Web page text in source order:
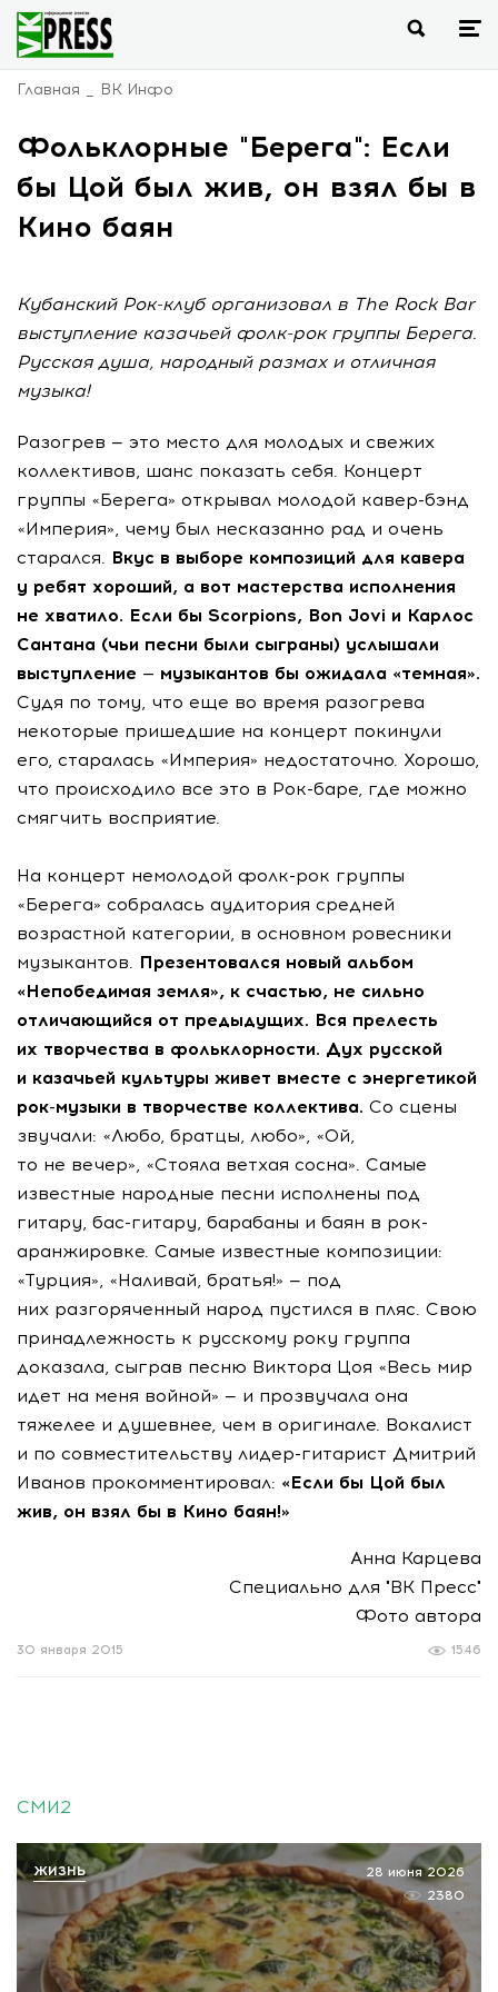
Главная ВК Инфо
Фольклорные "Берега": Если
бы Цой был жив, он взял бы в
Кино баян
Кубанский Рок-клуб организовал в The Rock Bar
выступление казачьей фолк-рок группы Берега.
Русская душа, народный размах и отличная
музыка!
Разогрев — это место для молодых и свежих
коллективов, шанс показать себя. Концерт
группы «Берега» открывал молодой кавер-бэнд
«Империя», чему был несказанно рад и очень
старался. Вкус в выборе композиций для кавера
у ребят хороший, а вот мастерства исполнения
не хватило. Если бы Scorpions, Bon Jovi и Карлос
Сантана (чьи песни были сыграны) услышали
выступление — музыкантов бы ожидала «темная».
Судя по тому, что еще во время разогрева
некоторые пришедшие на концерт покинули
его, старалась «Империя» недостаточно. Хорошо,
что происходило все это в Рок-баре, где можно
смягчить восприятие.
На концерт немолодой фолк-рок группы
«Берега» собралась аудитория средней
возрастной категории, в основном ровесники
музыкантов. Презентовался новый альбом
«Непобедимая земля», к счастью, не сильно
отличающийся от предыдущих. Вся прелесть
их творчества в фольклорности. Дух русской
и казачьей культуры живет вместе с энергетикой
рок-музыки в творчестве коллектива. Со сцены
звучали: «Любо, братцы, любо», «Ой,
то не вечер», «Стояла ветхая сосна». Самые
известные народные песни исполнены под
гитару, бас-гитару, барабаны и баян в рок-
аранжировке. Самые известные композиции:
«Турция», «Наливай, братья!» — под
них разгоряченный народ пустился в пляс. Свою
принадлежность к русскому року группа
доказала, сыграв песню Виктора Цоя «Весь мир
идет на меня войной» — и прозвучала она
тяжелее и душевнее, чем в оригинале. Вокалист
и по совместительству лидер-гитарист Дмитрий
Иванов прокомментировал: «Если бы Цой был
жив, он взял бы в Кино баян!»
Анна Карцева
Специально для "ВК Пресс"
Фото автора
1546
30 января 2015
СМИ2
28 июня 2026
2380
ЖИЗНЬ